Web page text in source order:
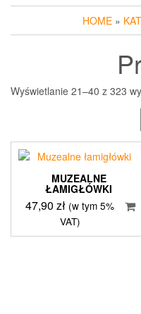
HOME »
Wyświetlanie 21–40 z 323
MUZEALNE
ŁAMIGŁÓWKI
47,90zł (w tym 5%
VAT)